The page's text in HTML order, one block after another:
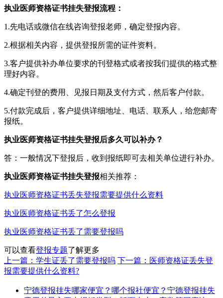
执业医师资格证书挂失登报流程：
1.先电话或微信在线咨询登报老师，确定登报内容。
2.根据相关内容，提供登报所需的证件资料。
3.客户提供补办单位要求的刊登格式或者按我们提供的格式整
理好内容。
4.确定刊登的费用、见报日期及支付方式，然后客户付款。
5.付款完成后，客户提供详细地址、电话、联系人，给您邮寄
报纸。
执业医师资格证书挂失登报后多久可以补办？
答：一般情况下登报后，收到报纸即可去相关单位进行补办。
执业医师资格证书挂失登报相关推荐：
执业医师资格证书丢失登报需要提供什么资料
执业医师资格证书丢了怎么登报
执业医师资格证书丢了需要登报吗
可以查看登报专题了解更多
上一篇：学生证丢了需要登报吗 下一篇：医师资格证丢失登
报需要提供什么资料?
宁德登报挂失哪家便宜？哪个报社便宜？宁德登报挂失